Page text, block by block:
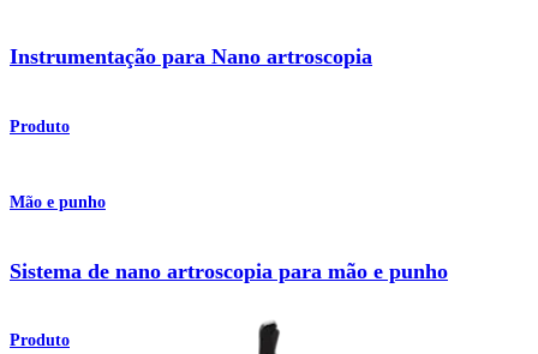
Instrumentação para Nano artroscopia
Produto
Mão e punho
Sistema de nano artroscopia para mão e punho
Produto